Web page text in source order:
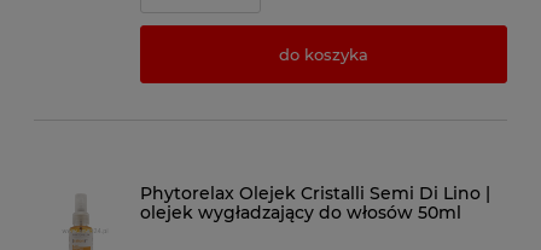
do koszyka
Phytorelax Olejek Cristalli Semi Di Lino |
olejek wygładzający do włosów 50ml